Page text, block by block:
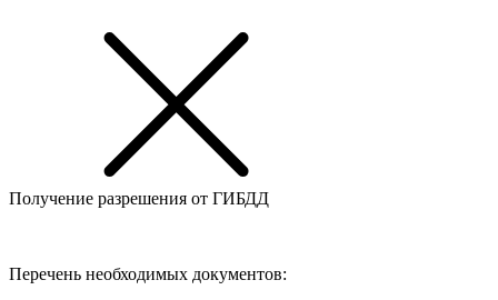
Получение разрешения от ГИБДД
Перечень необходимых документов: